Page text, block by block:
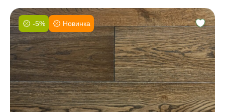
-5% Новинка
Фаска:
Соединение:
Обработка:
Длина:
Ширина:
Толщина: